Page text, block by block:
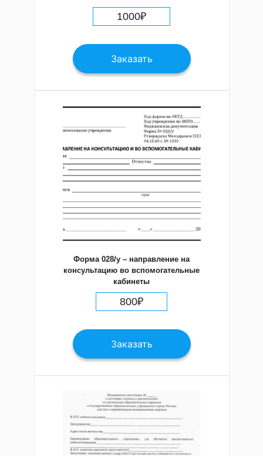
1000₽
Заказать
Форма 028/у – направление на
консультацию во вспомогательные
кабинеты
800₽
Заказать